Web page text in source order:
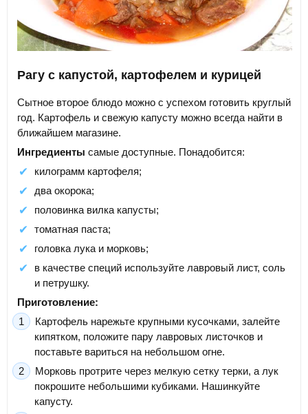
Рагу с капустой, картофелем и курицей
Сытное второе блюдо можно с успехом готовить круглый
год. Картофель и свежую капусту можно всегда найти в
ближайшем магазине.
Ингредиенты самые доступные. Понадобится:
килограмм картофеля;
два окорока;
половинка вилка капусты;
томатная паста;
головка лука и морковь;
в качестве специй используйте лавровый лист, соль
и петрушку.
Приготовление:
Картофель нарежьте крупными кусочками, залейте
кипятком, положите пару лавровых листочков и
поставьте вариться на небольшом огне.
Морковь протрите через мелкую сетку терки, а лук
покрошите небольшими кубиками. Нашинкуйте
капусту.